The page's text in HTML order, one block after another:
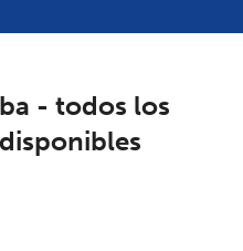
- todos los